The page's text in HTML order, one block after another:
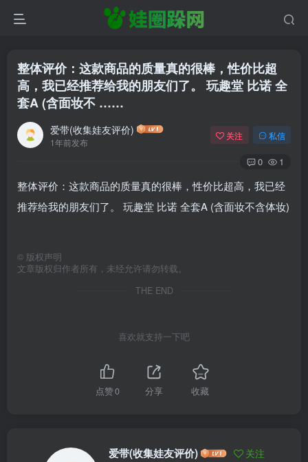
整体评价：这款商品的质量真的很棒，性价比超
高，我已经推荐给我的朋友们了。 玩趣堂 比诺 全
套A (含面妆不 ……
爱带(收集娃友评价)
1年前发布
关注 私信
0 1
整体评价：这款商品的质量真的很棒，性价比超高，我已经
推荐给我的朋友们了。 玩趣堂 比诺 全套A (含面妆不含体妆)
© 版权声明
文章版权归作者所有，未经允许请勿转载。
THE END
喜欢就支持一下吧
点赞0 分享 收藏
爱带(收集娃友评价) 关注